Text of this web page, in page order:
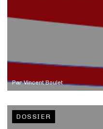
ParVincent Boulet
DOSSIER